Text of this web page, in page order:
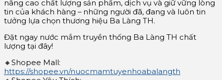
nâng cao chất lượng sản phẩm, dịch vụ và giữ vững lòng
tin của khách hàng – những người đã, đang và luôn tin
tưởng lựa chọn thương hiệu Ba Làng TH.
Đặt ngay nước mắm truyền thống Ba Làng TH chất
lượng tại đây!
🔸Shopee Mall:
https://shopee.vn/nuocmamtuyenhoabalangth